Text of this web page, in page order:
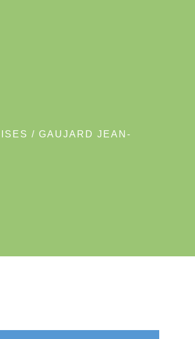
/ GAUJARD JEAN-